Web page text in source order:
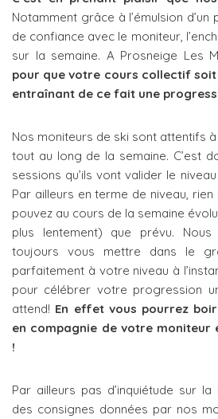
Notamment grâce à l’émulsion
de confiance avec le moniteur,
sur la semaine. A Prosneige Les
pour que votre cours collectif
entraînant de ce fait une
Nos moniteurs de ski sont attentifs
tout au long de la semaine. C’est
sessions qu’ils vont valider le
Par ailleurs en terme de niveau, rien
pouvez au cours de la semaine
plus lentement) que prévu.
toujours vous mettre dans le
parfaitement à votre niveau à
pour célébrer votre progression
attend! En effet vous pourrez
en compagnie de votre moniteur
!
Par ailleurs pas d’inquiétude sur
des consignes données par nos